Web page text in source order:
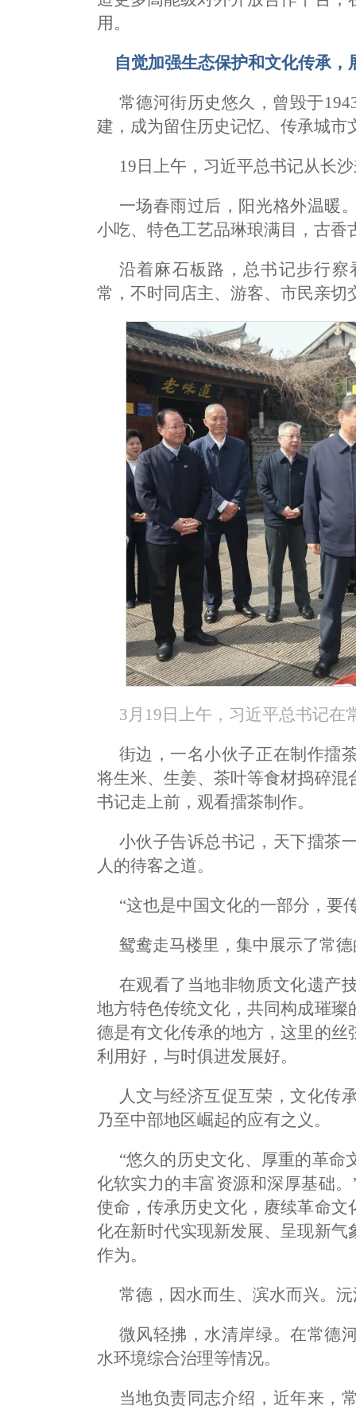
用。
自觉加强生态保护和文化传承
常德河街历史悠久，曾毁于
建，成为留住历史记忆、传承城市
19日上午，习近平总书记从长
一场春雨过后，阳光格外温暖
小吃、特色工艺品琳琅满目，古香
沿着麻石板路，总书记步行
常，不时同店主、游客、市民亲切
3月19日上午，习近平总书记在
街边，一名小伙子正在制作擂
将生米、生姜、茶叶等食材捣碎
书记走上前，观看擂茶制作。
小伙子告诉总书记，天下擂茶
人的待客之道。
“这也是中国文化的一部分，要
鸳鸯走马楼里，集中展示了常
在观看了当地非物质文化遗产
地方特色传统文化，共同构成璀
德是有文化传承的地方，这里的
利用好，与时俱进发展好。
人文与经济互促互荣，文化传
乃至中部地区崛起的应有之义。
“悠久的历史文化、厚重的革
化软实力的丰富资源和深厚基础
使命，传承历史文化，赓续革命
化在新时代实现新发展、呈现新
作为。
常德，因水而生、滨水而兴。
微风轻拂，水清岸绿。在常德
水环境综合治理等情况。
当地负责同志介绍，近年来，